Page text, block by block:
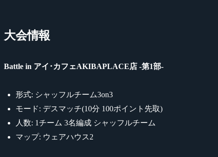
大会情報
Battle in アイ･カフェAKIBAPLACE店 -第1部-
形式: シャッフルチーム3on3
モード: デスマッチ(10分 100ポイント先取)
人数: 1チーム 3名編成 シャッフルチーム
マップ: ウェアハウス2